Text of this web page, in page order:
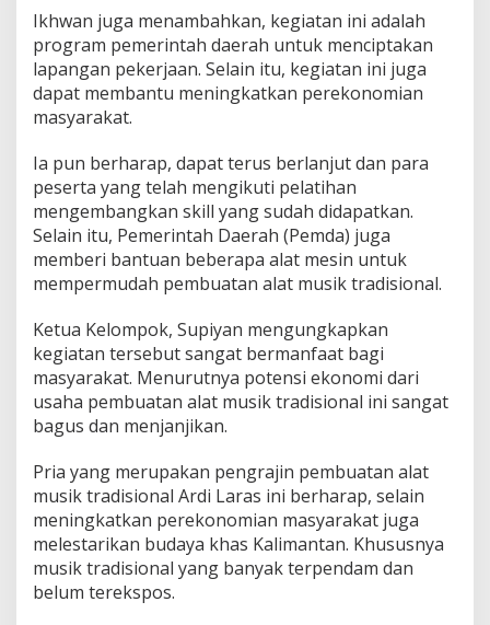
Ikhwan juga menambahkan, kegiatan ini adalah
program pemerintah daerah untuk menciptakan
lapangan pekerjaan. Selain itu, kegiatan ini juga
dapat membantu meningkatkan perekonomian
masyarakat.
Ia pun berharap, dapat terus berlanjut dan para
peserta yang telah mengikuti pelatihan
mengembangkan skill yang sudah didapatkan.
Selain itu, Pemerintah Daerah (Pemda) juga
memberi bantuan beberapa alat mesin untuk
mempermudah pembuatan alat musik tradisional.
Ketua Kelompok, Supiyan mengungkapkan
kegiatan tersebut sangat bermanfaat bagi
masyarakat. Menurutnya potensi ekonomi dari
usaha pembuatan alat musik tradisional ini sangat
bagus dan menjanjikan.
Pria yang merupakan pengrajin pembuatan alat
musik tradisional Ardi Laras ini berharap, selain
meningkatkan perekonomian masyarakat juga
melestarikan budaya khas Kalimantan. Khususnya
musik tradisional yang banyak terpendam dan
belum terekspos.